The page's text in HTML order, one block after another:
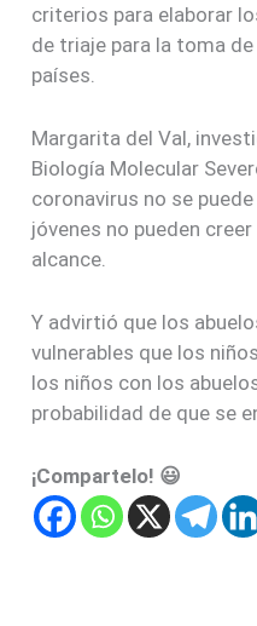
criterios para elaborar
de triaje para la toma
países.
Margarita del Val,
Biología Molecular
coronavirus no se
jóvenes no pueden
alcance.
Y advirtió que los
vulnerables que los
los niños con los
probabilidad de que se
¡Compartelo! 😃